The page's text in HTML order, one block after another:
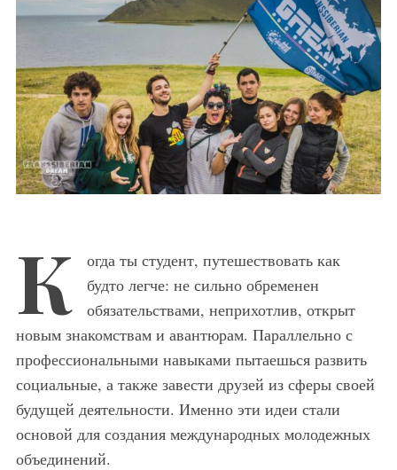
К
огда ты студент, путешествовать как
будто легче: не сильно обременен
обязательствами, неприхотлив, открыт
новым знакомствам и авантюрам. Параллельно с
профессиональными навыками пытаешься развить
социальные, а также завести друзей из сферы своей
будущей деятельности. Именно эти идеи стали
основой для создания международных молодежных
объединений.